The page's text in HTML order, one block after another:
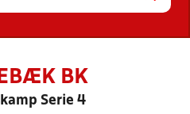
BK
Serie 4